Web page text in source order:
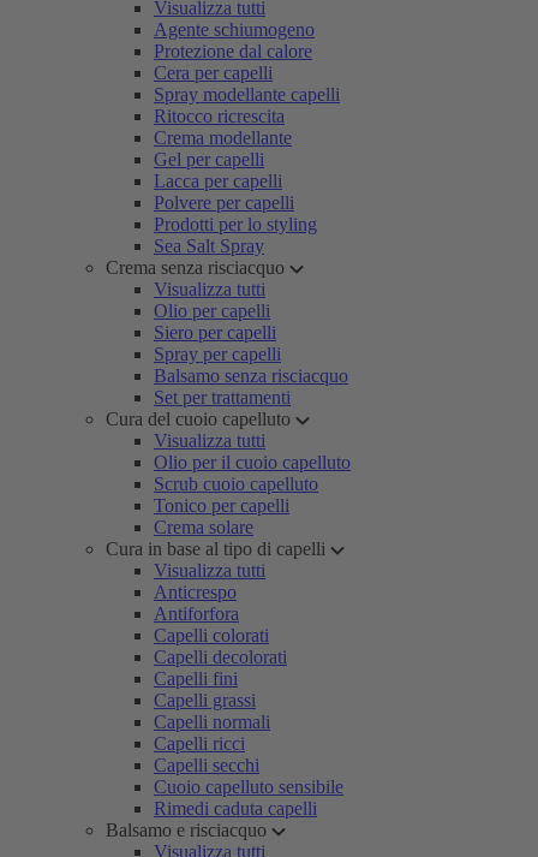
Visualizza tutti
Agente schiumogeno
Protezione dal calore
Cera per capelli
Spray modellante capelli
Ritocco ricrescita
Crema modellante
Gel per capelli
Lacca per capelli
Polvere per capelli
Prodotti per lo styling
Sea Salt Spray
Crema senza risciacquo
Visualizza tutti
Olio per capelli
Siero per capelli
Spray per capelli
Balsamo senza risciacquo
Set per trattamenti
Cura del cuoio capelluto
Visualizza tutti
Olio per il cuoio capelluto
Scrub cuoio capelluto
Tonico per capelli
Crema solare
Cura in base al tipo di capelli
Visualizza tutti
Anticrespo
Antiforfora
Capelli colorati
Capelli decolorati
Capelli fini
Capelli grassi
Capelli normali
Capelli ricci
Capelli secchi
Cuoio capelluto sensibile
Rimedi caduta capelli
Balsamo e risciacquo
Visualizza tutti